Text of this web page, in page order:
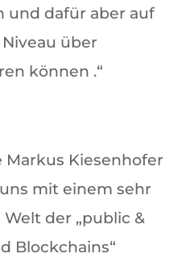
und dafür aber auf
über
können .“
Kiesenhofer
mit einem sehr
der „public &
Blockchains“